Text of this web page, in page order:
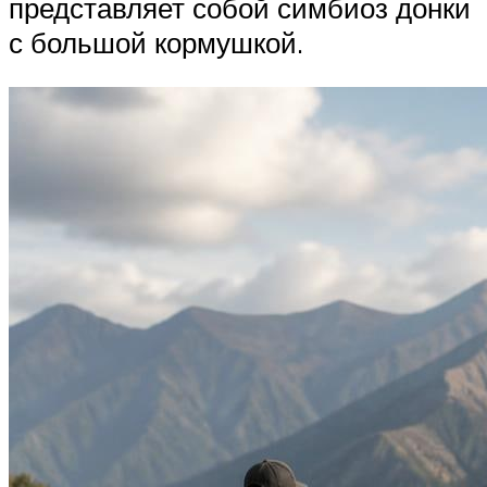
представляет собой симбиоз донки
с большой кормушкой.